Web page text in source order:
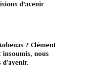
d’avenir
? Clément
insoumis, nous